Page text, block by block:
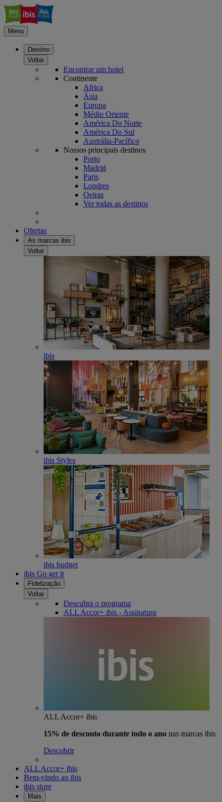
Menu
Destino
Voltar
Encontrar um hotel
Continente
Africa
Ásia
Europa
Médio Oriente
América Do Norte
América Do Sul
Austrália-Pacífico
Nossos principais destinos
Porto
Madrid
Paris
Londres
Oeiras
Ver todas as destinos
Ofertas
As marcas ibis
Voltar
ibis
ibis Styles
ibis budget
ibis Go get it
Fidelização
Voltar
Descubra o programa
ALL Accor+ ibis - Assinatura
ALL Accor+ ibis
15% de desconto durante todo o ano nas marcas ibis
Descobrir
ALL Accor+ ibis
Bem-vindo ao ibis
ibis store
Mais